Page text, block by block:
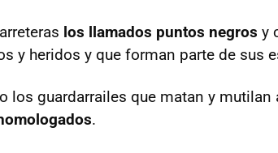
los llamados puntos negros y
y heridos y que forman parte de sus
los guardarrailes que matan y
.